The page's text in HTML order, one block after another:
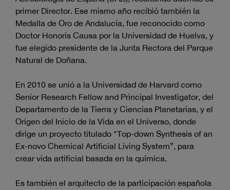
primer Director. Ese mismo año recibió también la
Medalla de Oro de Andalucía, fue reconocido como
Doctor Honoris Causa por la Universidad de Huelva, y
fue elegido presidente de la Junta Rectora del Parque
Natural de Doñana.
En 2010 se unió a la Universidad de Harvard como
Senior Research Fellow and Principal Investigator, del
Departamento de la Tierra y Ciencias Planetarias, y el
Origen del Inicio de la Vida en el Universo, donde
dirige un proyecto titulado "Top-down Synthesis of an
Ex-novo Chemical Artificial Living System”, para
crear vida artificial basada en la química.
Es también el arquitecto de la participación española